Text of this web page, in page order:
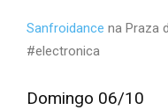
Sanfroidance na Praza
#electronica
Domingo 06/10